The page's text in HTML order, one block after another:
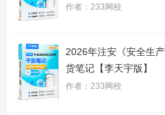
作者：233网校
2026年注安《安全生
货笔记【李天宇版】
作者：233网校